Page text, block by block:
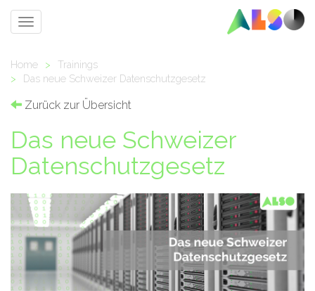
Toggle
Home >
Trainings
>
Das neue Schweizer Datenschutzgesetz
Zurück zur Übersicht
Das neue Schweizer
Datenschutzgesetz